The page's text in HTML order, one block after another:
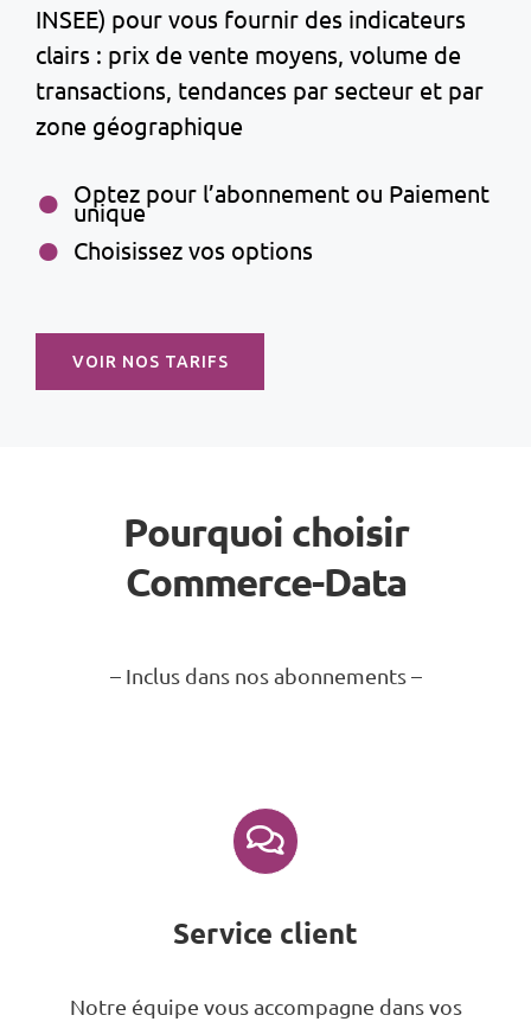
INSEE) pour vous fournir des indicateurs
clairs : prix de vente moyens, volume de
transactions, tendances par secteur et par
zone géographique
Optez pour l’abonnement ou Paiement
unique
Choisissez vos options
VOIR NOS TARIFS
Pourquoi choisir
Commerce-Data
– Inclus dans nos abonnements –
Service client
Notre équipe vous accompagne dans vos